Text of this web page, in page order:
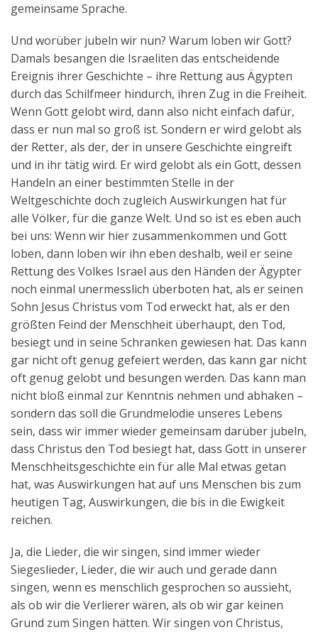
gemeinsame Sprache.
Und worüber jubeln wir nun? Warum loben wir Gott?
Damals besangen die Israeliten das entscheidende
Ereignis ihrer Geschichte – ihre Rettung aus Ägypten
durch das Schilfmeer hindurch, ihren Zug in die Freiheit.
Wenn Gott gelobt wird, dann also nicht einfach dafür,
dass er nun mal so groß ist. Sondern er wird gelobt als
der Retter, als der, der in unsere Geschichte eingreift
und in ihr tätig wird. Er wird gelobt als ein Gott, dessen
Handeln an einer bestimmten Stelle in der
Weltgeschichte doch zugleich Auswirkungen hat für
alle Völker, für die ganze Welt. Und so ist es eben auch
bei uns: Wenn wir hier zusammenkommen und Gott
loben, dann loben wir ihn eben deshalb, weil er seine
Rettung des Volkes Israel aus den Händen der Ägypter
noch einmal unermesslich überboten hat, als er seinen
Sohn Jesus Christus vom Tod erweckt hat, als er den
größten Feind der Menschheit überhaupt, den Tod,
besiegt und in seine Schranken gewiesen hat. Das kann
gar nicht oft genug gefeiert werden, das kann gar nicht
oft genug gelobt und besungen werden. Das kann man
nicht bloß einmal zur Kenntnis nehmen und abhaken –
sondern das soll die Grundmelodie unseres Lebens
sein, dass wir immer wieder gemeinsam darüber jubeln,
dass Christus den Tod besiegt hat, dass Gott in unserer
Menschheitsgeschichte ein für alle Mal etwas getan
hat, was Auswirkungen hat auf uns Menschen bis zum
heutigen Tag, Auswirkungen, die bis in die Ewigkeit
reichen.
Ja, die Lieder, die wir singen, sind immer wieder
Siegeslieder, Lieder, die wir auch und gerade dann
singen, wenn es menschlich gesprochen so aussieht,
als ob wir die Verlierer wären, als ob wir gar keinen
Grund zum Singen hätten. Wir singen von Christus,